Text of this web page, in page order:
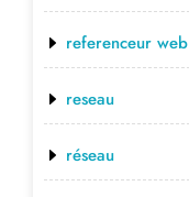
referenceur web
reseau
réseau